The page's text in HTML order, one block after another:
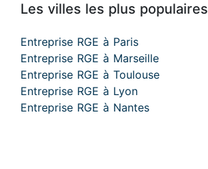
Les villes les plus populaires
Entreprise RGE à Paris
Entreprise RGE à Marseille
Entreprise RGE à Toulouse
Entreprise RGE à Lyon
Entreprise RGE à Nantes